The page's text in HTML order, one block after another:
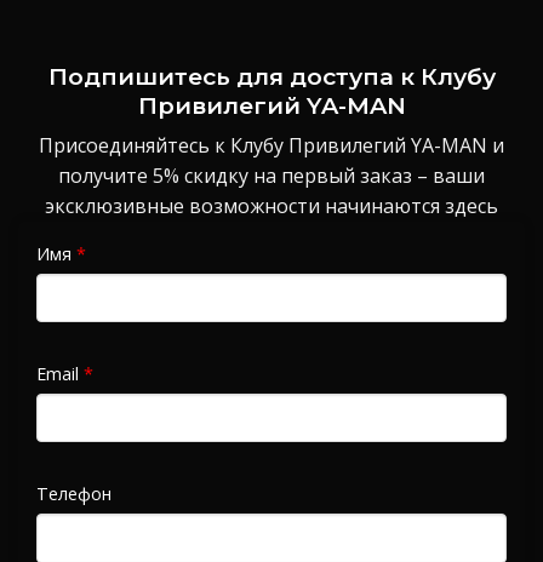
Подпишитесь для доступа к Клубу
Привилегий YA-MAN
Присоединяйтесь к Клубу Привилегий YA-MAN и
получите 5% скидку на первый заказ – ваши
эксклюзивные возможности начинаются здесь
Имя *
Email *
Телефон